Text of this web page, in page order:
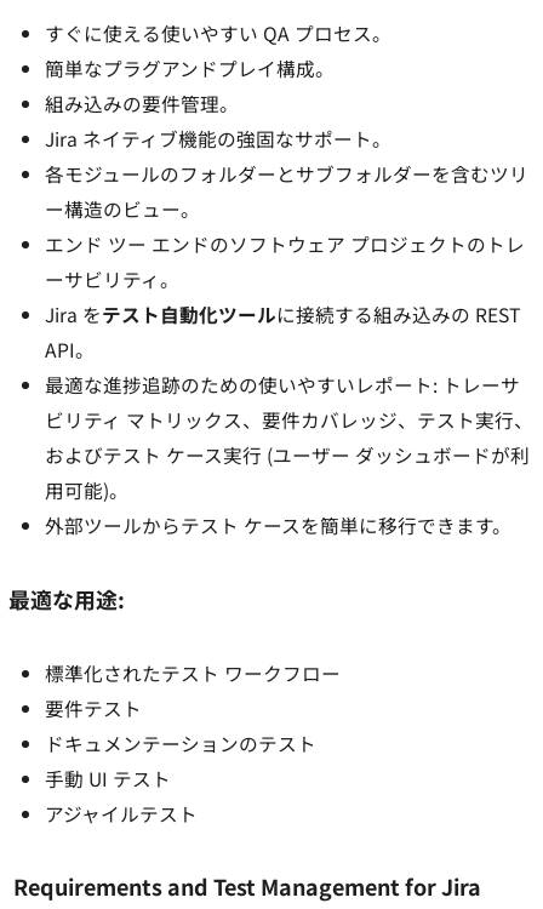
すぐに使える使いやすい QA プロセス。
簡単なプラグアンドプレイ構成。
組み込みの要件管理。
Jira ネイティブ機能の強固なサポート。
各モジュールのフォルダーとサブフォルダーを含むツリ
ー構造のビュー。
エンド ツー エンドのソフトウェア プロジェクトのトレ
ーサビリティ。
Jira をテスト自動化ツールに接続する組み込みの REST
API。
最適な進捗追跡のための使いやすいレポート: トレーサ
ビリティ マトリックス、要件カバレッジ、テスト実行、
およびテスト ケース実行 (ユーザー ダッシュボードが利
用可能)。
外部ツールからテスト ケースを簡単に移行できます。
最適な用途:
標準化されたテスト ワークフロー
要件テスト
ドキュメンテーションのテスト
手動 UI テスト
アジャイルテスト
Requirements and Test Management for Jira